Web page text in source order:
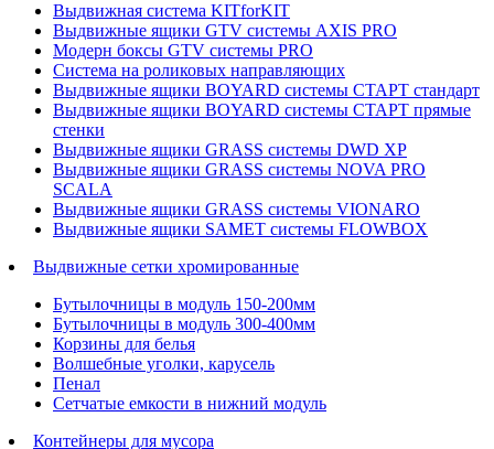
Выдвижная система KITforKIT
Выдвижные ящики GTV системы AXIS PRO
Модерн боксы GTV системы PRO
Система на роликовых направляющих
Выдвижные ящики BOYARD системы СТАРТ стандарт
Выдвижные ящики BOYARD системы СТАРТ прямые
стенки
Выдвижные ящики GRASS системы DWD XP
Выдвижные ящики GRASS системы NOVA PRO
SCALA
Выдвижные ящики GRASS системы VIONARO
Выдвижные ящики SAMET системы FLOWBOX
Выдвижные сетки хромированные
Бутылочницы в модуль 150-200мм
Бутылочницы в модуль 300-400мм
Корзины для белья
Волшебные уголки, карусель
Пенал
Cетчатые емкости в нижний модуль
Контейнеры для мусора